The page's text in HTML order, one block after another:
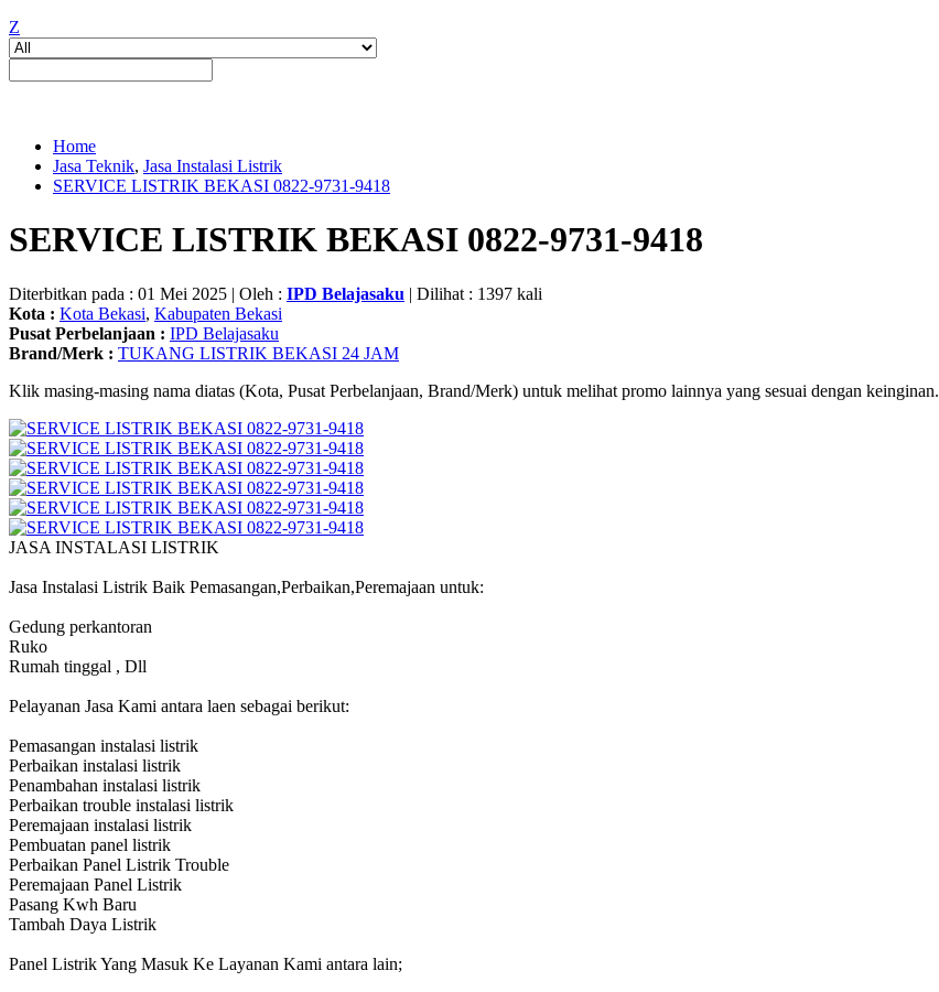
Z
Home
Jasa Teknik, Jasa Instalasi Listrik
SERVICE LISTRIK BEKASI 0822-9731-9418
SERVICE LISTRIK BEKASI 0822-9731-9418
Diterbitkan pada : 01 Mei 2025 | Oleh : IPD Belajasaku | Dilihat : 1397 kali
Kota : Kota Bekasi, Kabupaten Bekasi
Pusat Perbelanjaan : IPD Belajasaku
Brand/Merk : TUKANG LISTRIK BEKASI 24 JAM
Klik masing-masing nama diatas (Kota, Pusat Perbelanjaan, Brand/Merk) untuk melihat promo lainnya yang sesuai dengan keinginan.
JASA INSTALASI LISTRIK
Jasa Instalasi Listrik Baik Pemasangan,Perbaikan,Peremajaan untuk:
Gedung perkantoran
Ruko
Rumah tinggal , Dll
Pelayanan Jasa Kami antara laen sebagai berikut:
Pemasangan instalasi listrik
Perbaikan instalasi listrik
Penambahan instalasi listrik
Perbaikan trouble instalasi listrik
Peremajaan instalasi listrik
Pembuatan panel listrik
Perbaikan Panel Listrik Trouble
Peremajaan Panel Listrik
Pasang Kwh Baru
Tambah Daya Listrik
Panel Listrik Yang Masuk Ke Layanan Kami antara lain;